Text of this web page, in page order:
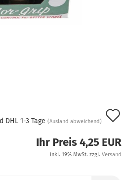
DHL 1-3 Tage (Ausland abweichend)
Ihr Preis 4,25 EUR
inkl. 19% MwSt. zzgl. Versand